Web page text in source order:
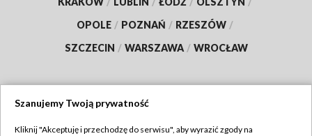
OPOLE / POZNAŃ / RZESZÓW /
SZCZECIN / WARSZAWA / WROCŁAW
Szanujemy Twoją prywatność
Kliknij "Akceptuję i przechodzę do serwisu", aby wyrazić zgody na